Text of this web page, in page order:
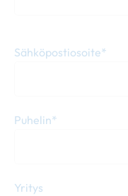
Sähköpostiosoite*
Puhelin*
Yritys